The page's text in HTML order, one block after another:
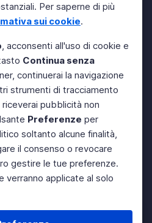
Per saperne di più
sui cookie.
, acconsenti all'uso di cookie e
Continua senza
continuerai la navigazione
strumenti di tracciamento
pubblicità non
Preferenze per
soltanto alcune finalità,
il consenso o revocare
gestire le tue preferenze.
verranno applicate al solo